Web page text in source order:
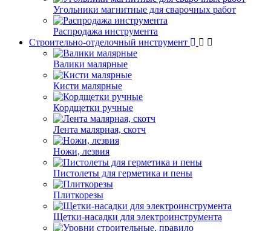
Угольники магнитные для сварочных работ
Распродажа инструмента
Строительно-отделочный инструмент
Валики малярные
Кисти малярные
Кордщетки ручные
Лента малярная, скотч
Ножи, лезвия
Пистолеты для герметика и пены
Плиткорезы
Щетки-насадки для электроинструмента